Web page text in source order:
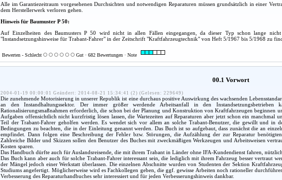
Alle im Garantiezeitraum vorgesehenen Durchsichten und notwendigen Reparaturen müssen grundsätzlich in einer
dem Herstellerwerk verloren gehen.
Hinweis für Baumuster P 50:
Auf Einzelheiten des Baumusters P 50 wird nicht in allen Fällen eingegangen, da dieser Typ schon lange
"Instandsetzungshinweise für Trabant-Fahrer" in der Zeitschrift "Kraftfahrzeugtechnik" von Heft 5/1967 bis 5/1968 zu
Bewerten - Schlecht Gut · 682 Bewertungen · Note
00.1 Vorwort
2004-01-19 00:00:01 Geändert: 2014-08-21 15:34:41 (2) (Gelesen: 229649)
Die zunehmende Motorisierung in unserer Republik ist eine durchaus positive Auswirkung des wachsenden
an den Instandhaltungssektor. Der immer größer werdende Arbeitsanfall in den
Rationalisierungsmaßnahmen erforderlich, die schon bei der Planung und Konstruktion von Kraftfahrzeugen beginnen
Aufgaben offensichtlich nicht kurzfristig lösen lassen, die Wartezeiten auf Reparaturen aber jetzt schon ein manchmal
Teil der Trabant-Fahrer geholfen werden. Es wendet sich vor allem an solche Trabant-Benutzer, die gewillt und in
Bedingungen zu beachten, die in der Einleitung genannt werden. Das Buch ist so aufgebaut, dass zunächst die an
empfindet. Dann folgen eine Beschreibung der Fehler bzw. Störungen, die Aufzählung der zur Reparatur
Zahlreiche Bilder und Skizzen sollen den Benutzer des Buches mit zweckmäßigen Werkzeugen und Arbeitsweisen
Kosten sparen.
Das Handbuch dürfte auch für Auslandsreisende, die mit ihrem Trabant in Länder ohne IFA-Kundendienst fahren, nützlich
Das Buch kann aber auch für solche Trabant-Fahrer interessant sein, die lediglich mit ihrem Fahrzeug besser vertraut
der Mängel jedoch einer Werkstatt überlassen. Die einzelnen Abschnitte wurden von Studenten der Sektion
Studiums angefertigt. Möglicherweise wird es Fachkollegen geben, die ggf. gewisse Arbeiten noch rationeller
Verbesserung des Reparaturhandbuches sehr interessiert und für jeden Verbesserungshinweis dankbar.